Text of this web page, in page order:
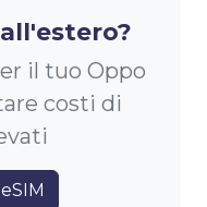
il tuo Oppo
costi di